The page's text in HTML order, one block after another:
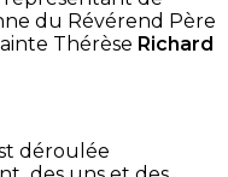
du Révérend Père
Thérèse Richard
déroulée